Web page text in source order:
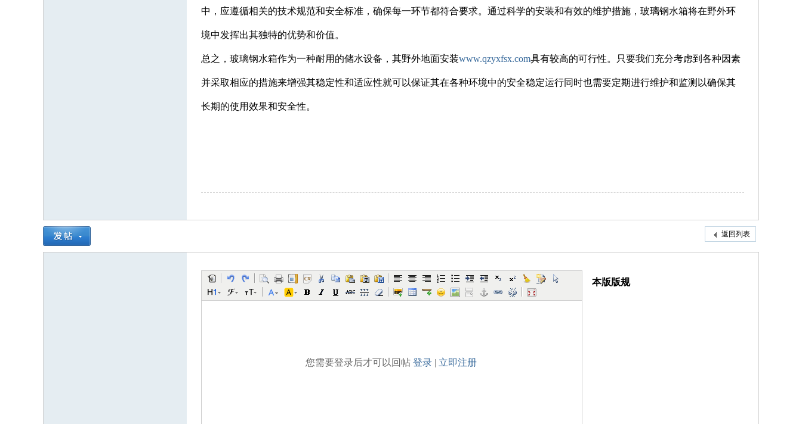
中，应遵循相关的技术规范和安全标准，确保每一环节都符合要求。通过科学的安装和有效的维护措施，玻璃钢水箱将在野外环
境中发挥出其独特的优势和价值。
总之，玻璃钢水箱作为一种耐用的储水设备，其野外地面安装www.qzyxfsx.com具有较高的可行性。只要我们充分考虑到各种因素
并采取相应的措施来增强其稳定性和适应性就可以保证其在各种环境中的安全稳定运行同时也需要定期进行维护和监测以确保其
长期的使用效果和安全性。
返回列表
您需要登录后才可以回帖 登录| 立即注册
本版版规